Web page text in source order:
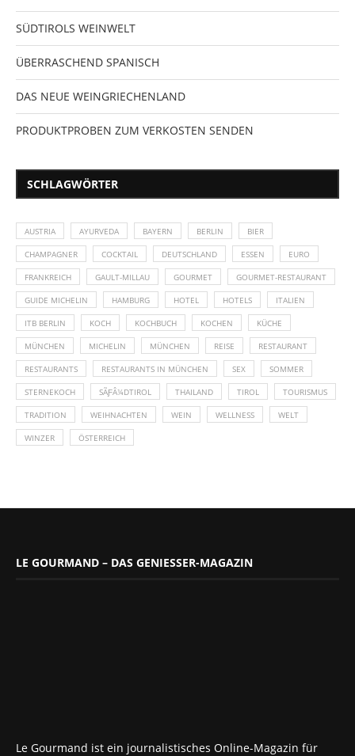
SÜDTIROLS WEINWELT
ÜBERRASCHEND SPANISCH
DAS NEUE WEINGRIECHENLAND
PRODUKTPROBEN ZUM VERKOSTEN SENDEN
SCHLAGWÖRTER
AUSTRIA AYURVEDA BAYERN BERLIN BIER
CHAMPAGNER COCKTAIL DEUTSCHLAND ESSEN EURO
FRANKREICH GAULT-MILLAU GOURMET GOURMET-RESTAURANT
GUIDE MICHELIN HAMBURG HOTEL HOTELS ITALIEN
ITB BERLIN KOCH KOCHBUCH KOCHEN KÜCHE
MÜNCHEN MICHELIN MÜNCHEN REISE RESTAURANT
RESTAURANTS RESTAURANTS IN MÜNCHEN SEX SOMMER
STERNEKOCH SÃƑÂ¼DTIROL THAILAND TIROL TOURISMUS
TRADITION WEIHNACHTEN WEIN WELLNESS WELT
WINZER ÖSTERREICH
LE GOURMAND – DAS GENIESSER-MAGAZIN
Le Gourmand ist ein journalistisches Online-Magazin für